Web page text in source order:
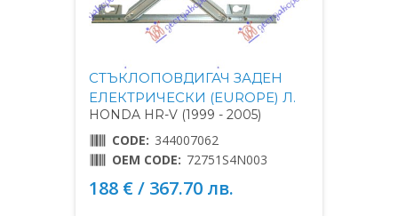
СТЪКЛОПОВДИГАЧ ЗАДЕН
ЕЛЕКТРИЧЕСКИ (EUROPE) Л.
HONDA HR-V (1999 - 2005)
CODE: 344007062
OEM CODE: 72751S4N003
188 € / 367.70 лв.